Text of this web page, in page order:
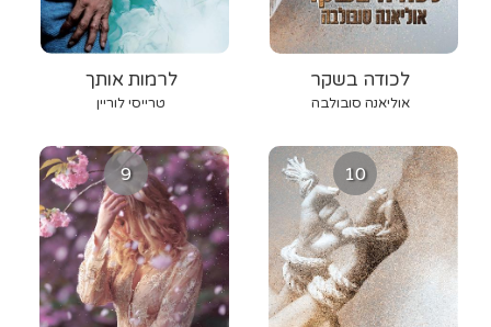
לרמות אותך
טרייסי לוריין
לכודה בשקר
אוליאנה סובולבה
9 10